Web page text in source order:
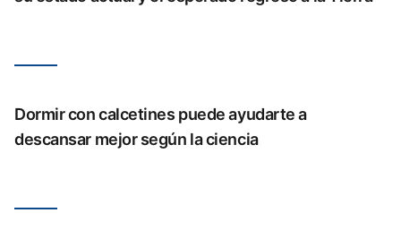
Dormir con calcetines puede ayudarte a
descansar mejor según la ciencia